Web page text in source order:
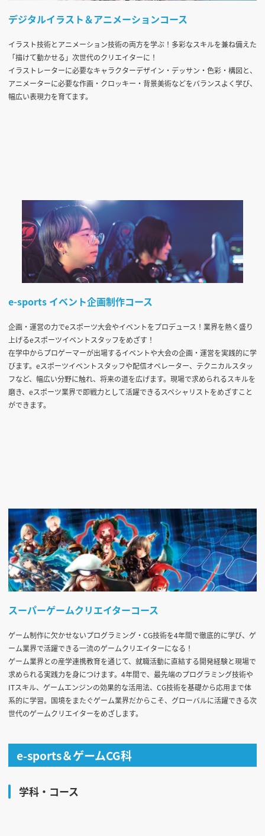
デジタルイラスト＆アニメーションコース
イラスト技術とアニメーション技術の両方を学ぶ！多彩なスキルを兼ね備えた
「描けて動かせる」次世代のクリエイターに！
イラストレーターに必要なキャラクターデザイン・デッサン・色彩・構図と、
アニメーターに必要な作画・クロッキー・背景美術などをバランスよく学び、
幅広い表現力を育てます。
e-sports イベント企画制作コース
企画・運営の力でeスポーツ大会やイベントをプロデュース！業界を熱く盛り
上げるeスポーツイベントスタッフをめざす！
在学中からプロゲーマーが出場するイベントや大会の企画・運営を実践的に学
びます。eスポーツイベントスタッフや配信オペレーター、テクニカルスタッ
フなど、幅広い分野に触れ、将来の道を広げます。現場で求められるスキルを
磨き、eスポーツ業界で即戦力として活躍できるスペシャリストをめざすこと
ができます。
スーパーゲームクリエイターコース
ゲーム制作に欠かせないプログラミング・CG技術を4年間で徹底的に学び、ゲ
ーム業界で活躍できる一流のゲームクリエイターになる！
ゲーム業界との産学連携教育を通じて、就職活動に直結する開発経験と現場で
求められる実践力を身につけます。4年間で、最先端のプログラミング技術や
ITスキル、ゲームエンジンの効果的な活用法、CG技術を基礎から応用まで体
系的に学習。国境をまたぐゲーム業界だからこそ、グローバルに活躍できる次
世代のゲームクリエイターをめざします。
e-sports＆ゲームCG科
学科・コース